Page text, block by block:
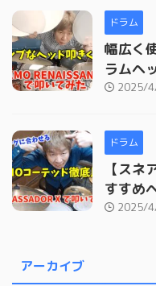
ドラム
幅広く
ラムヘ
2025/
ドラム
【スネ
すすめ
2025/
アーカイブ